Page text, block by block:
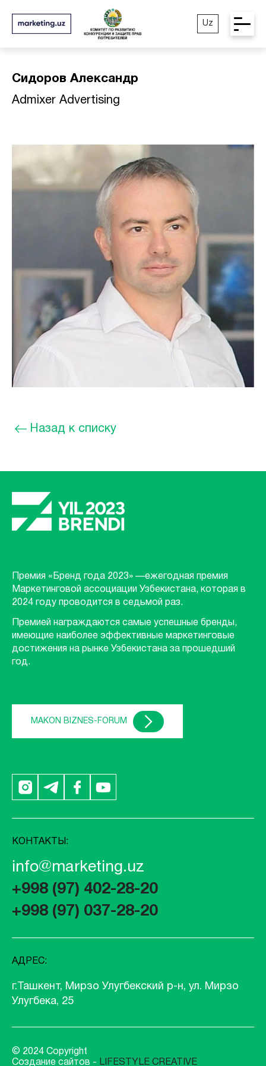
Uz
Сидоров Александр
Admixer Advertising
Назад к списку
Премия «Бренд года 2023» —ежегодная премия
Маркетинговой ассоциации Узбекистана, которая в
2024 году проводится в седьмой раз.
Премией награждаются самые успешные бренды,
имеющие наиболее эффективные маркетинговые
достижения на рынке Узбекистана за прошедший
год.
MAKON BIZNES-FORUM
КОНТАКТЫ:
info@marketing.uz
+998 (97) 402-28-20
+998 (97) 037-28-20
АДРЕС:
г.Ташкент, Мирзо Улугбекский р-н, ул. Мирзо
Улугбека, 25
© 2024 Copyright
Создание сайтов - LIFESTYLE CREATIVE